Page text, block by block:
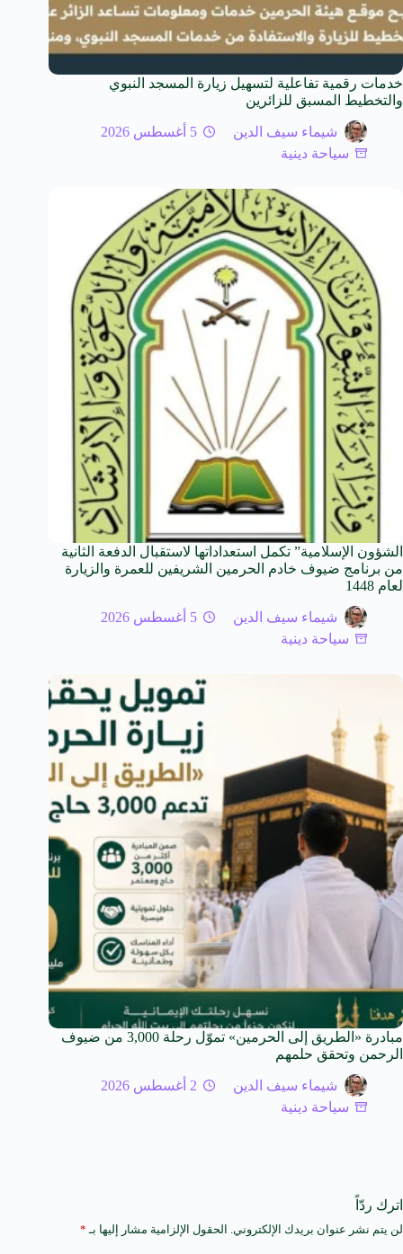
خدمات رقمية تفاعلية لتسهيل زيارة المسجد النبوي
والتخطيط المسبق للزائرين
شيماء سيف الدين
5 أغسطس 2026
سياحة دينية
الشؤون الإسلامية” تكمل استعداداتها لاستقبال الدفعة الثانية
من برنامج ضيوف خادم الحرمين الشريفين للعمرة والزيارة
لعام 1448
شيماء سيف الدين
5 أغسطس 2026
سياحة دينية
مبادرة «الطريق إلى الحرمين» تموّل رحلة 3,000 من ضيوف
الرحمن وتحقق حلمهم
شيماء سيف الدين
2 أغسطس 2026
سياحة دينية
اترك ردّاً
لن يتم نشر عنوان بريدك الإلكتروني. الحقول الإلزامية مشار إليها بـ *
A